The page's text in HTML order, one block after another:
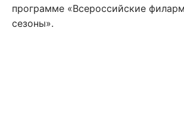
программе «Всероссийские
сезоны».